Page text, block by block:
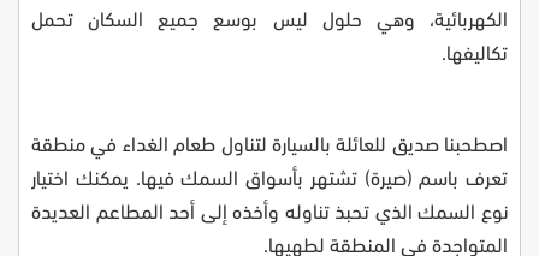
الكهربائية، وهي حلول ليس بوسع جميع السكان تحمل
تكاليفها.
اصطحبنا صديق للعائلة بالسيارة لتناول طعام الغداء في منطقة
تعرف باسم (صيرة) تشتهر بأسواق السمك فيها. يمكنك اختيار
نوع السمك الذي تحبذ تناوله وأخذه إلى أحد المطاعم العديدة
المتواجدة في المنطقة لطهيها.